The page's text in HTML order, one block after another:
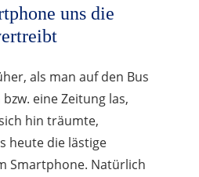
uns die
als man auf den Bus
eine Zeitung las,
hin träumte,
heute die lästige
Smartphone. Natürlich